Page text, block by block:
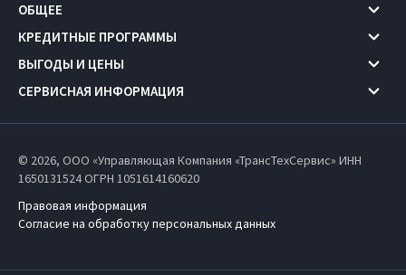
ОБЩЕЕ
КРЕДИТНЫЕ ПРОГРАММЫ
ВЫГОДЫ И ЦЕНЫ
СЕРВИСНАЯ ИНФОРМАЦИЯ
© 2026, ООО «Управляющая Компания «ТрансТехСервис» ИНН
1650131524ОГРН 1051614160620
Правовая информация
Согласие на обработку персональных данных